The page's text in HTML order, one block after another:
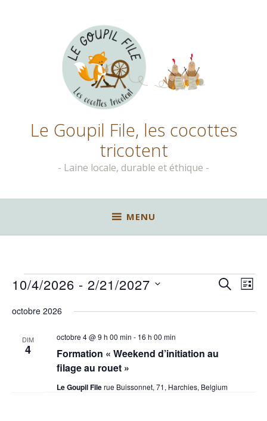
Le Goupil File, les cocottes
tricotent
Laine locale, durable et éthique
MENU
Events
Events
Views
SEARCH
LIST
10/4/2026 - 2/21/2027
date.
octobre 2026
DIM
4
Formation « Weekend d’initiation au
filage au rouet »
octobre 4 @ 9 h 00 min - 16 h 00 min
Le Goupil Filerue Buissonnet, 71, Harchies, Belgium